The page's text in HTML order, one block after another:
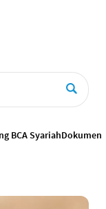
BCA SyariahDokumen